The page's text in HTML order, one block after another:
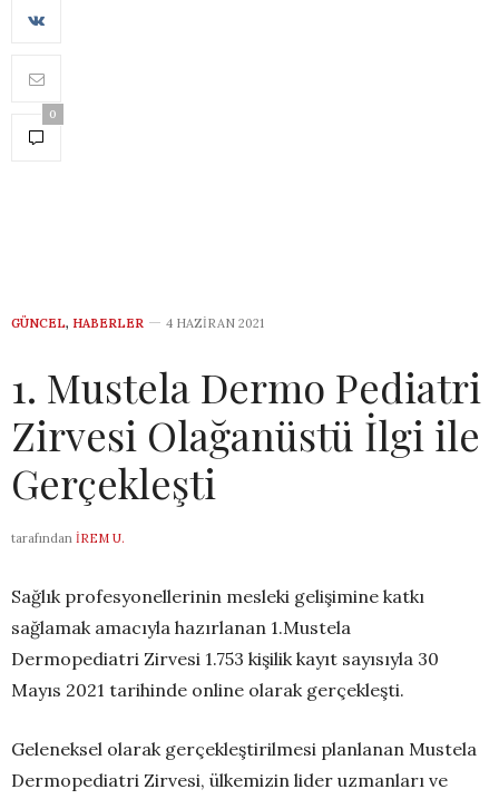
0
GÜNCEL, HABERLER 4 HAZIRAN 2021
1. Mustela Dermo Pediatri
Zirvesi Olağanüstü İlgi ile
Gerçekleşti
tarafından İREM U.
Sağlık profesyonellerinin mesleki gelişimine katkı
sağlamak amacıyla hazırlanan 1.Mustela
Dermopediatri Zirvesi 1.753 kişilik kayıt sayısıyla 30
Mayıs 2021 tarihinde online olarak gerçekleşti.
Geleneksel olarak gerçekleştirilmesi planlanan Mustela
Dermopediatri Zirvesi, ülkemizin lider uzmanları ve